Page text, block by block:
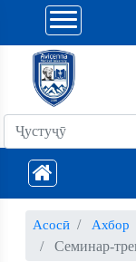
Асосӣ Ахбор
Семинар-